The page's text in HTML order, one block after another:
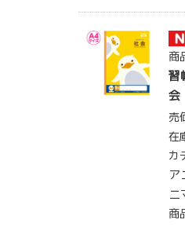
商
習
会
売
在
カ
ア
ニ
商